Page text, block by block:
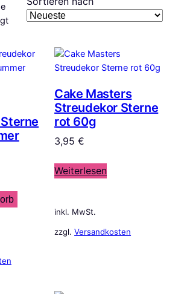
Nach
sortiert
Cake Masters
Streudekor Sterne
rot 60g
3,95€
Weiterlesen
inkl. MwSt.
zzgl.Versandkosten